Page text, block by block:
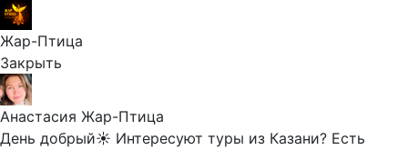
Жар-Птица
Закрыть
Анастасия Жар-Птица
День добрый☀️ Интересуют туры из Казани? Есть